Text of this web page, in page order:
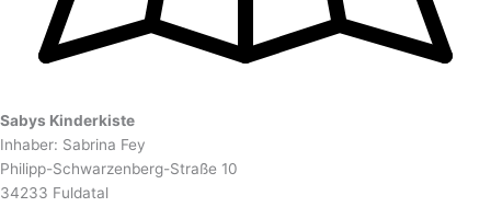
Sabys Kinderkiste
Inhaber: Sabrina Fey
Philipp-Schwarzenberg-Straße 10
34233 Fuldatal